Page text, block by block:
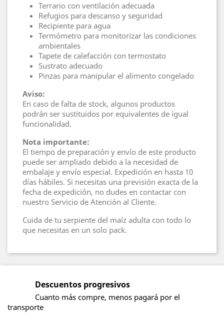
Terrario con ventilación adecuada
Refugios para descanso y seguridad
Recipiente para agua
Termómetro para monitorizar las condiciones
ambientales
Tapete de calefacción con termostato
Sustrato adecuado
Pinzas para manipular el alimento congelado
Aviso:
En caso de falta de stock, algunos productos
podrán ser sustituidos por equivalentes de igual
funcionalidad.
Nota importante:
El tiempo de preparación y envío de este producto
puede ser ampliado debido a la necesidad de
embalaje y envío especial. Expedición en hasta 10
días hábiles. Si necesitas una previsión exacta de la
fecha de expedición, no dudes en contactar con
nuestro Servicio de Atención al Cliente.
Cuida de tu serpiente del maíz adulta con todo lo
que necesitas en un solo pack.
Descuentos progresivos
Cuanto más compre, menos pagará por el
transporte